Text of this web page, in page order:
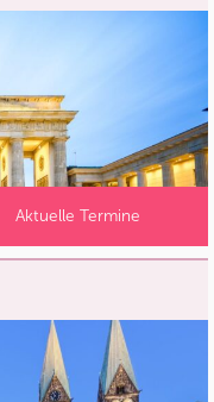
Aktuelle Termine